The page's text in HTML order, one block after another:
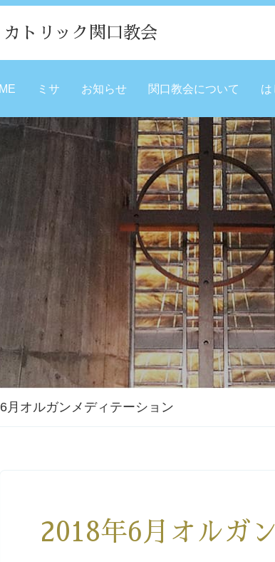
トリック関口教会
ミサ お知らせ 関口教会について は
月オルガンメディテーション
2018年6月オルガ